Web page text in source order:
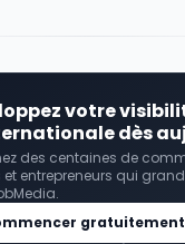
votre
dès
des centaines de
et entrepreneurs qui
gratuitement